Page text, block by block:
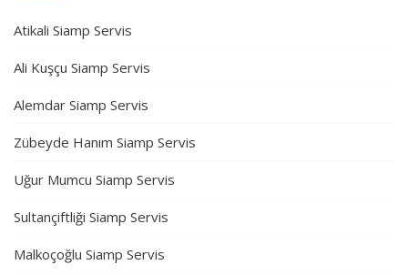
Atikali Siamp Servis
Ali Kuşçu Siamp Servis
Alemdar Siamp Servis
Zübeyde Hanım Siamp Servis
Uğur Mumcu Siamp Servis
Sultançiftliği Siamp Servis
Malkoçoğlu Siamp Servis